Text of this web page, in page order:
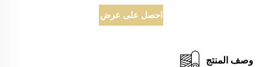
احصل على عرض أسعار
وصف المنتج